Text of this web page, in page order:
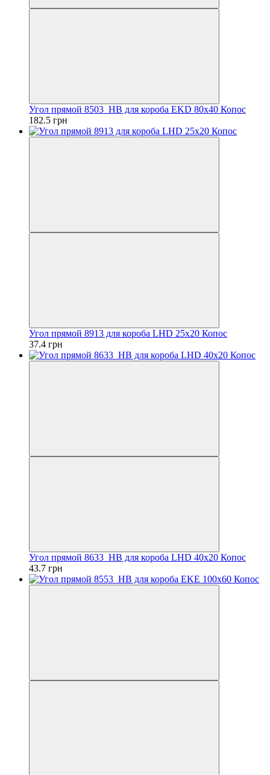
Угол прямой 8503_HB для короба EKD 80х40 Копос
182.5 грн
Угол прямой 8913 для короба LHD 25х20 Копос
37.4 грн
Угол прямой 8633_HB для короба LHD 40х20 Копос
43.7 грн